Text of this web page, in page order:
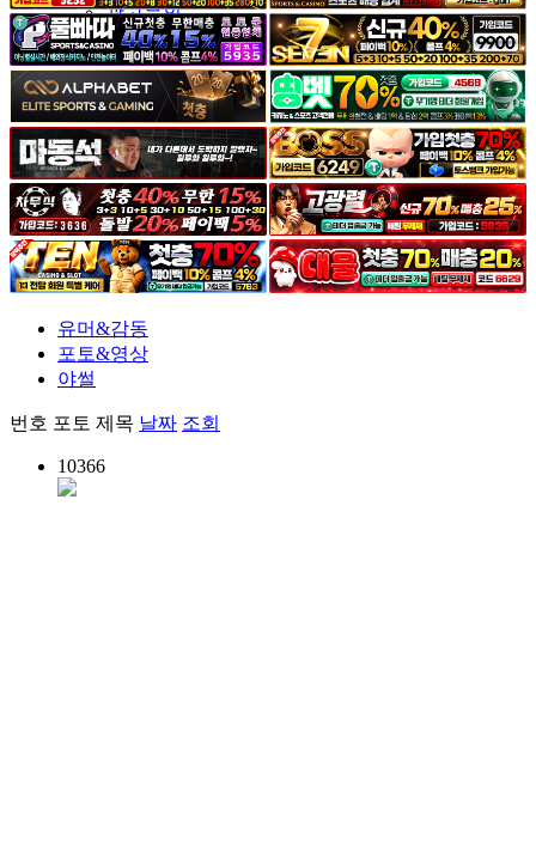
광고문의
유머&감동
포토&영상
야썰
번호 포토 제목 날짜 조회
10366